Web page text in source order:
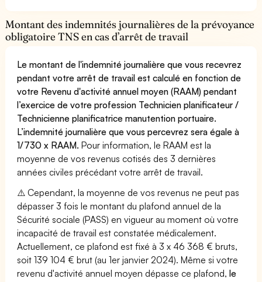
Montant des indemnités journalières de la prévoyance
obligatoire TNS en cas d’arrêt de travail
Le montant de l'indemnité journalière que vous recevrez
pendant votre arrêt de travail est calculé en fonction de
votre Revenu d'activité annuel moyen (RAAM) pendant
l’exercice de votre profession Technicien planificateur /
Technicienne planificatrice manutention portuaire.
L’indemnité journalière que vous percevrez sera égale à
1/730 x RAAM. Pour information, le RAAM est la
moyenne de vos revenus cotisés des 3 dernières
années civiles précédant votre arrêt de travail.
⚠️ Cependant, la moyenne de vos revenus ne peut pas
dépasser 3 fois le montant du plafond annuel de la
Sécurité sociale (PASS) en vigueur au moment où votre
incapacité de travail est constatée médicalement.
Actuellement, ce plafond est fixé à 3 x 46 368 € bruts,
soit 139 104 € brut (au 1er janvier 2024). Même si votre
revenu d'activité annuel moyen dépasse ce plafond,le